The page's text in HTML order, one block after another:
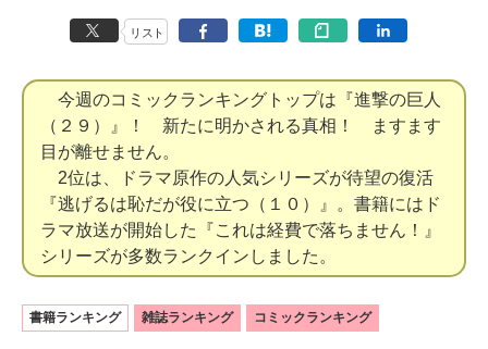
リスト
今週のコミックランキングトップは『進撃の巨人
（２９）』！ 新たに明かされる真相！ ますます
目が離せません。
2位は、ドラマ原作の人気シリーズが待望の復活
『逃げるは恥だが役に立つ（１０）』。書籍にはド
ラマ放送が開始した『これは経費で落ちません！』
シリーズが多数ランクインしました。
書籍ランキング 雑誌ランキング コミックランキング